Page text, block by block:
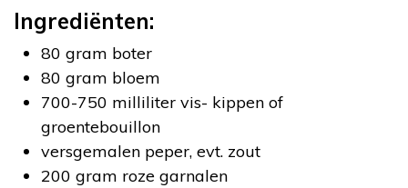
Ingrediënten:
80 gram boter
80 gram bloem
700-750 milliliter vis- kippen of
groentebouillon
versgemalen peper, evt. zout
200 gram roze garnalen